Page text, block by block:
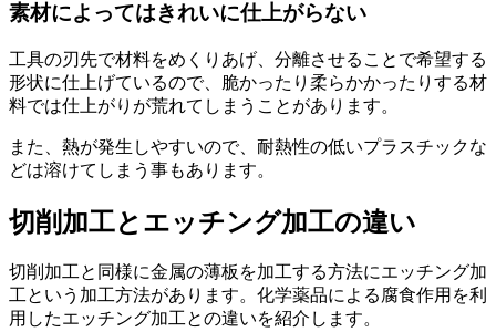
素材によってはきれいに仕上がらない
工具の刃先で材料をめくりあげ、分離させることで希望する
形状に仕上げているので、 脆かったり柔らかかったりする材
料では仕上がりが荒れてしまうことがあります。
また、 熱が発生しやすいので、耐熱性の低いプラスチックな
どは溶けてしまう事もあります。
切削加工とエッチング加工の違い
切削加工と同様に金属の薄板を加工する方法にエッチング加
工という加工方法があります。化学薬品による腐食作用を利
用したエッチング加工との違いを紹介します。